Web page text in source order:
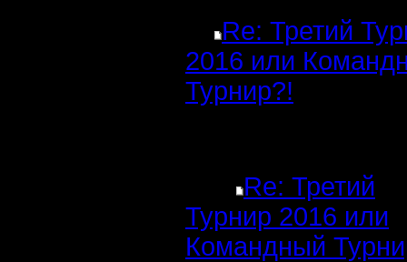
Re: Третий
2016 или
Турнир?!
Re: Третий
Турнир 2016 или
Командный